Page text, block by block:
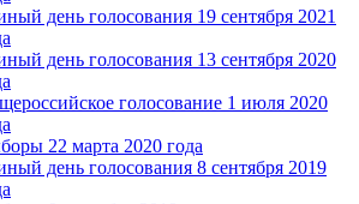
день голосования 19 сентября 2021
день голосования 13 сентября 2020
голосование 1 июля 2020
22 марта 2020 года
день голосования 8 сентября 2019